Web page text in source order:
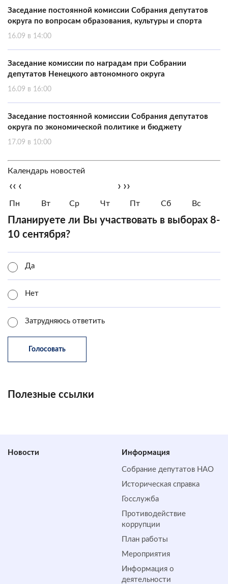
Заседание постоянной комиссии Собрания депутатов
округа по вопросам образования, культуры и спорта
16.09 в 14:00
Заседание комиссии по наградам при Собрании
депутатов Ненецкого автономного округа
16.09 в 16:00
Заседание постоянной комиссии Собрания депутатов
округа по экономической политике и бюджету
17.09 в 10:00
Календарь новостей
‹‹ ‹ › ››
Пн Вт Ср Чт Пт Сб Вс
Планируете ли Вы участвовать в выборах 8-
10 сентября?
Да
Нет
Затрудняюсь ответить
Полезные ссылки
Новости Информация
Собрание депутатов НАО
Историческая справка
Госслужба
Противодействие
коррупции
План работы
Мероприятия
Информация о
деятельности